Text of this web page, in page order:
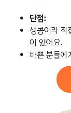
단점:
생콩이라 직
이 있어요.
바쁜 분들에